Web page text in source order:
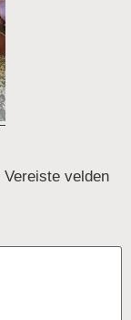
Vereiste velden